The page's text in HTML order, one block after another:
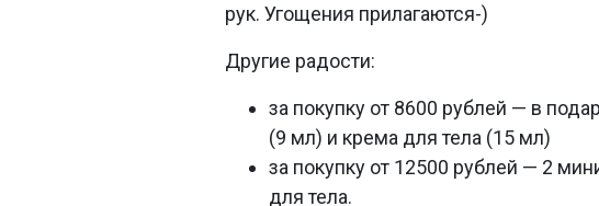
рук. Угощения прилагаются-)
Другие радости:
за покупку от 8600 рублей — в
(9 мл) и крема для тела (15 мл)
за покупку от 12500 рублей — 2
для тела.